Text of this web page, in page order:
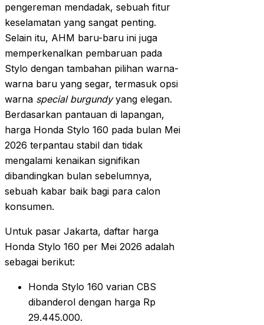
pengereman mendadak, sebuah fitur
keselamatan yang sangat penting.
Selain itu, AHM baru-baru ini juga
memperkenalkan pembaruan pada
Stylo dengan tambahan pilihan warna-
warna baru yang segar, termasuk opsi
warna special burgundyyang elegan.
Berdasarkan pantauan di lapangan,
harga Honda Stylo 160 pada bulan Mei
2026 terpantau stabil dan tidak
mengalami kenaikan signifikan
dibandingkan bulan sebelumnya,
sebuah kabar baik bagi para calon
konsumen.
Untuk pasar Jakarta, daftar harga
Honda Stylo 160 per Mei 2026 adalah
sebagai berikut:
Honda Stylo 160 varian CBS
dibanderol dengan harga Rp
29.445.000.